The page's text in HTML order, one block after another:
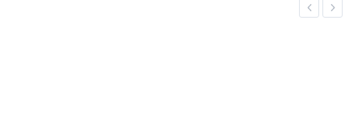
Previous
Next